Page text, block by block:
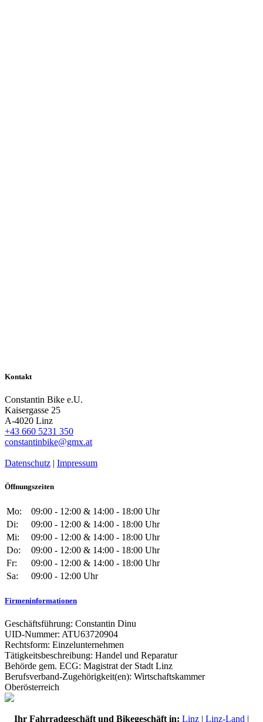
Kontakt
Constantin Bike e.U.
Kaisergasse 25
A-4020 Linz
+43 660 5231 350
constantinbike@gmx.at
Datenschutz | Impressum
Öffnungszeiten
Mo:
09:00 - 12:00 & 14:00 - 18:00 Uhr
Di:
09:00 - 12:00 & 14:00 - 18:00 Uhr
Mi:
09:00 - 12:00 & 14:00 - 18:00 Uhr
Do:
09:00 - 12:00 & 14:00 - 18:00 Uhr
Fr:
09:00 - 12:00 & 14:00 - 18:00 Uhr
Sa:
09:00 - 12:00 Uhr
Firmeninformationen
Geschäftsführung: Constantin Dinu
UID-Nummer: ATU63720904
Rechtsform: Einzelunternehmen
Tätigkeitsbeschreibung: Handel und Reparatur
Behörde gem. ECG: Magistrat der Stadt Linz
Berufsverband-Zugehörigkeit(en): Wirtschaftskammer
Oberösterreich
Ihr Fahrradgeschäft und Bikegeschäft in: Linz | Linz-Land |